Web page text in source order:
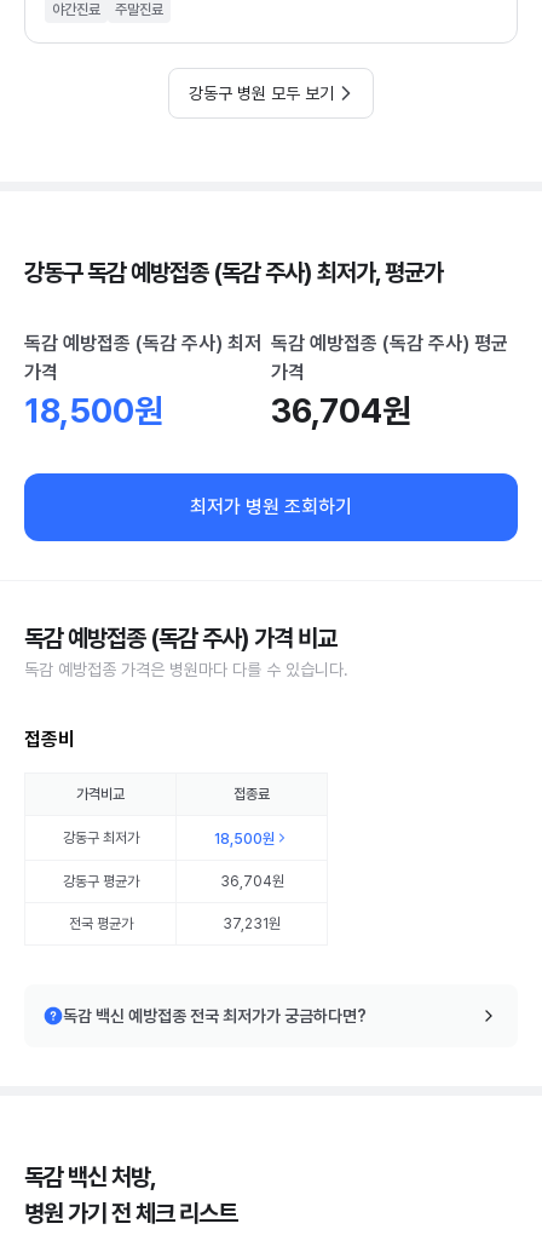
야간진료
주말진료
강동구 병원 모두 보기
강동구 독감 예방접종 (독감 주사) 최저가, 평균가
독감 예방접종 (독감 주사) 최저
가격
18,500원
독감 예방접종 (독감 주사) 평균
가격
36,704원
최저가 병원 조회하기
독감 예방접종 (독감 주사) 가격 비교
독감 예방접종 가격은 병원마다 다를 수 있습니다.
접종비
가격비교 접종료
강동구최저가 18,500원
강동구평균가 36,704원
전국 평균가 37,231원
독감 백신 예방접종 전국 최저가가 궁금하다면?
독감 백신 처방,
병원 가기 전 체크 리스트